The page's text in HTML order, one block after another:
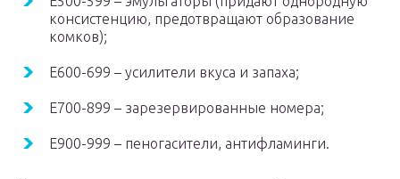
консистенцию, предотвращают образование
комков);
Е600-699 – усилители вкуса и запаха;
Е700-899 – зарезервированные номера;
Е900-999 – пеногасители, антифламинги.